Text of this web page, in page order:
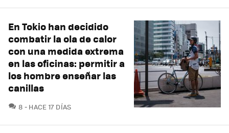
En Tokio han decidido
combatir la ola de calor
con una medida extrema
en las oficinas: permitir a
los hombre enseñar las
canillas
8 COMENTARIOS
HACE 17 DÍAS